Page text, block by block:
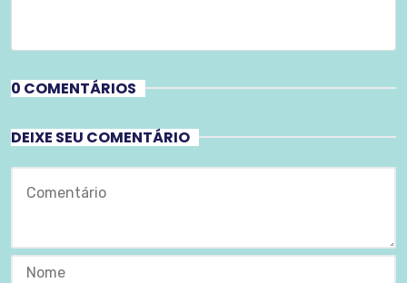
0 COMENTÁRIOS
DEIXE SEU COMENTÁRIO